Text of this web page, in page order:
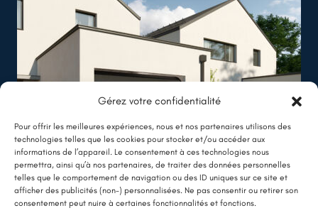
Gérez votre confidentialité
Pour offrir les meilleures expériences, nous et nos partenaires utilisons des
technologies telles que les cookies pour stocker et/ou accéder aux
informations de l’appareil. Le consentement à ces technologies nous
permettra, ainsi qu’à nos partenaires, de traiter des données personnelles
telles que le comportement de navigation ou des ID uniques sur ce site et
afficher des publicités (non-) personnalisées. Ne pas consentir ou retirer son
consentement peut nuire à certaines fonctionnalités et fonctions.
Voir nos réalisations
LE SAVIEZ-VOUS ?